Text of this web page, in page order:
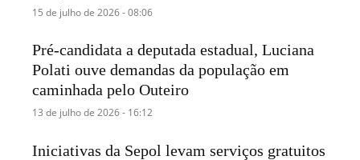
15 de julho de 2026 - 08:06
Pré-candidata a deputada estadual, Luciana
Polati ouve demandas da população em
caminhada pelo Outeiro
13 de julho de 2026 - 16:12
Iniciativas da Sepol levam serviços gratuitos